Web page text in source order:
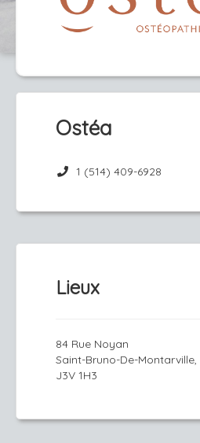
Ostéa
1 (514) 409-6928
Lieux
84 Rue Noyan
Saint-Bruno-De-
J3V 1H3